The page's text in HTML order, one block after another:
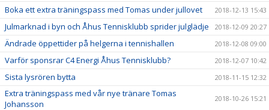
Boka ett extra träningspass med Tomas under jullovet 2018-12-13 15:43
Julmarknad i byn och Åhus Tennisklubb sprider julglädje 2018-12-09 20:27
Ändrade öppettider på helgerna i tennishallen 2018-12-08 09:00
Varför sponsrar C4 Energi Åhus Tennisklubb? 2018-12-07 10:42
Sista lysrören bytta 2018-11-15 12:32
Extra träningspass med vår nye tränare Tomas
Johansson
2018-10-26 15:21